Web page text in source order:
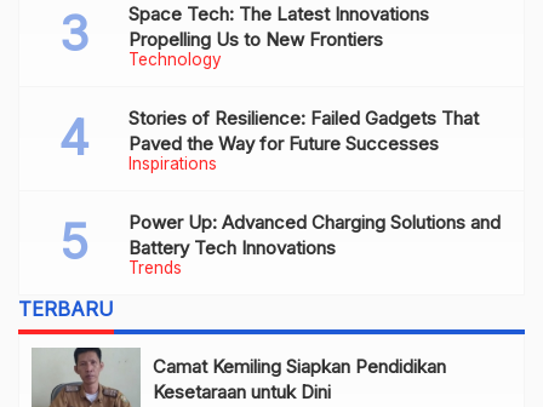
Technology
Space Tech: The Latest Innovations
Propelling Us to New Frontiers
Inspirations
Stories of Resilience: Failed Gadgets That
Paved the Way for Future Successes
Trends
Power Up: Advanced Charging Solutions and
Battery Tech Innovations
TERBARU
Camat Kemiling Siapkan Pendidikan
Kesetaraan untuk Dini